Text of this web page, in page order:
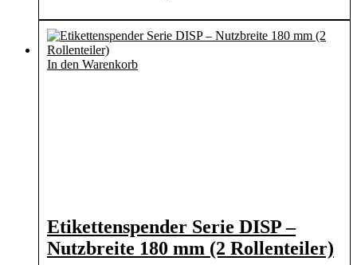
In den Warenkorb
Etikettenspender Serie DISP –
Nutzbreite 180 mm (2 Rollenteiler)